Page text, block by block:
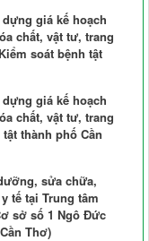
giá kế hoạch
chất, vật tư, trang
soát bệnh tật
giá kế hoạch
chất, vật tư, trang
thành phố Cần
sửa chữa,
tế tại Trung tâm
sở số 1 Ngô Đức
Thơ)